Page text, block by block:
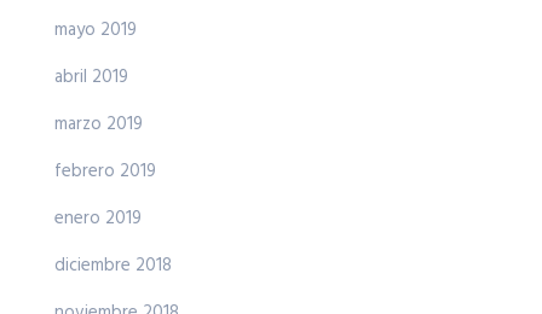
mayo 2019
abril 2019
marzo 2019
febrero 2019
enero 2019
diciembre 2018